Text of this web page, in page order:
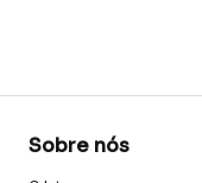
Sobre nós